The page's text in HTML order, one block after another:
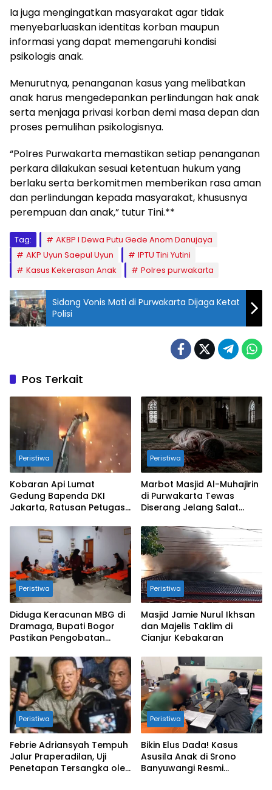
Ia juga mengingatkan masyarakat agar tidak
menyebarluaskan identitas korban maupun
informasi yang dapat memengaruhi kondisi
psikologis anak.
Menurutnya, penanganan kasus yang melibatkan
anak harus mengedepankan perlindungan hak anak
serta menjaga privasi korban demi masa depan dan
proses pemulihan psikologisnya.
“Polres Purwakarta memastikan setiap penanganan
perkara dilakukan sesuai ketentuan hukum yang
berlaku serta berkomitmen memberikan rasa aman
dan perlindungan kepada masyarakat, khususnya
perempuan dan anak,” tutur Tini.**
Tag:
AKBP I Dewa Putu Gede Anom Danujaya
AKP Uyun Saepul Uyun
IPTU Tini Yutini
Kasus Kekerasan Anak
Polres purwakarta
Sidang Vonis Mati di Purwakarta Dijaga Ketat
Polisi
Pos Terkait
Peristiwa
Kobaran Api Lumat
Gedung Bapenda DKI
Jakarta, Ratusan Petugas
Peristiwa
Marbot Masjid Al-Muhajirin
di Purwakarta Tewas
Diserang Jelang Salat
Peristiwa
Diduga Keracunan MBG di
Dramaga, Bupati Bogor
Pastikan Pengobatan
Peristiwa
Masjid Jamie Nurul Ikhsan
dan Majelis Taklim di
Cianjur Kebakaran
Peristiwa
Febrie Adriansyah Tempuh
Jalur Praperadilan, Uji
Penetapan Tersangka oleh
Peristiwa
Bikin Elus Dada! Kasus
Asusila Anak di Srono
Banyuwangi Resmi